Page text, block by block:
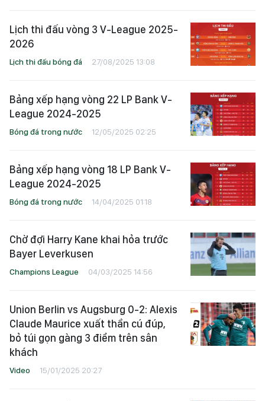
Lịch thi đấu vòng 3 V-League 2025-
2026
Lịch thi đấu bóng đá 27/08/2025 13:08
Bảng xếp hạng vòng 22 LP Bank V-
League 2024-2025
Bóng đá trong nước 12/05/2025 02:25
Bảng xếp hạng vòng 18 LP Bank V-
League 2024-2025
Bóng đá trong nước 14/04/2025 01:18
Chờ đợi Harry Kane khai hỏa trước
Bayer Leverkusen
Champions League 04/03/2025 14:56
Union Berlin vs Augsburg 0-2: Alexis
Claude Maurice xuất thần cú đúp,
bỏ túi gọn gàng 3 điểm trên sân
khách
Video 15/01/2025 20:27